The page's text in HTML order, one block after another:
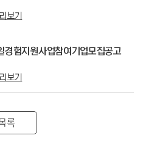
보기
험지원사업참여기업모집공고
보기
록